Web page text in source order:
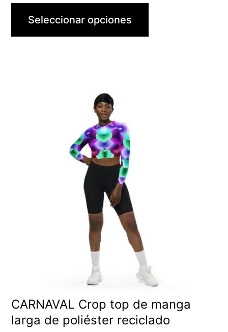
Seleccionar opciones
CARNAVAL Crop top de manga
larga de poliéster reciclado